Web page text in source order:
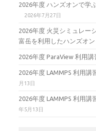
2026年度 ハンズオンで学
2026年7月27日
2026年度 火災シミュレー
富岳を利用したハンズオン
2026年度 ParaView 利用講
2026年度 LAMMPS 利用講
月13日
2026年度 LAMMPS 利用講
年5月13日